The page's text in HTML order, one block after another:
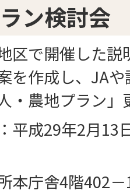
ン検討会
区で開催した
を作成し、JA
・農地プラン」
平成29年2月13
本庁舎4階402